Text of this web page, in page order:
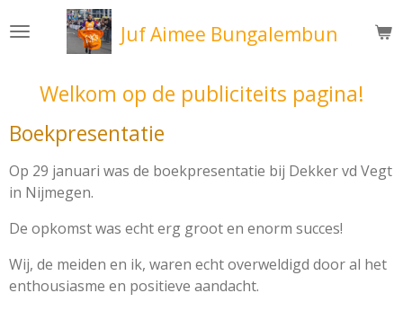
direct
hoofdinhoud
Juf Aimee Bungalembun
Welkom op de publiciteits pagina!
Boekpresentatie
Op 29 januari was de boekpresentatie bij Dekker vd Vegt
in Nijmegen.
De opkomst was echt erg groot en enorm succes!
Wij, de meiden en ik, waren echt overweldigd door al het
enthousiasme en positieve aandacht.